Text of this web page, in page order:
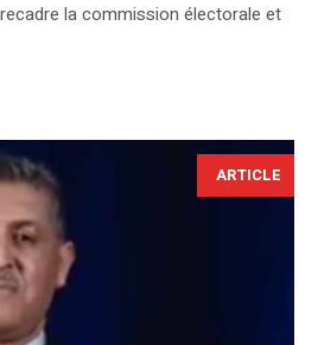
la commission électorale et
ARTICLE